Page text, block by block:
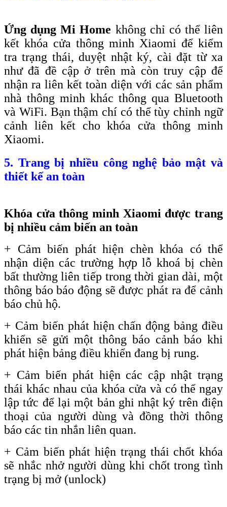
Ứng dụng Mi Home không chỉ có thể liên
kết khóa cửa thông minh Xiaomi để kiểm
tra trạng thái, duyệt nhật ký, cài đặt từ xa
như đã đề cập ở trên mà còn truy cập để
nhận ra liên kết toàn diện với các sản phẩm
nhà thông minh khác thông qua Bluetooth
và WiFi. Bạn thậm chí có thể tùy chỉnh ngữ
cảnh liên kết cho khóa cửa thông minh
Xiaomi.
5. Trang bị nhiều công nghệ bảo mật và
thiết kế an toàn
Khóa cửa thông minh Xiaomi được trang
bị nhiều cảm biến an toàn
+ Cảm biến phát hiện chèn khóa có thể
nhận diện các trường hợp lỗ khoá bị chèn
bất thường liên tiếp trong thời gian dài, một
thông báo báo động sẽ được phát ra để cảnh
báo chủ hộ.
+ Cảm biến phát hiện chấn động bảng điều
khiển sẽ gửi một thông báo cảnh báo khi
phát hiện bảng điều khiển đang bị rung.
+ Cảm biến phát hiện các cập nhật trạng
thái khác nhau của khóa cửa và có thể ngay
lập tức để lại một bản ghi nhật ký trên điện
thoại của người dùng và đồng thời thông
báo các tin nhắn liên quan.
+ Cảm biến phát hiện trạng thái chốt khóa
sẽ nhắc nhở người dùng khi chốt trong tình
trạng bị mở (unlock)